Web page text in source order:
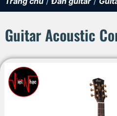
Guitar Acoustic